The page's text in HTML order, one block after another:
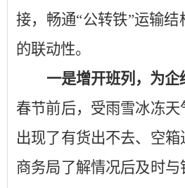
接，畅通“公转铁”运输
的联动性。
一是增开班列，为企
春节前后，受雨雪冰冻
出现了有货出不去、空
商务局了解情况后及时